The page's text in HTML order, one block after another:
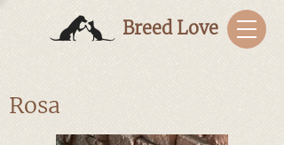
Breed Love
Rosa